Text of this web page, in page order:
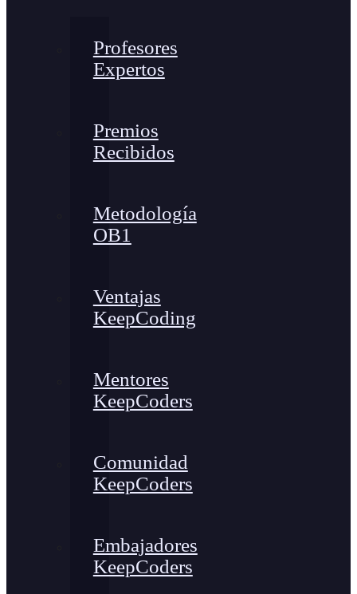
Profesores
Expertos
Premios
Recibidos
Metodología
OB1
Ventajas
KeepCoding
Mentores
KeepCoders
Comunidad
KeepCoders
Embajadores
KeepCoders